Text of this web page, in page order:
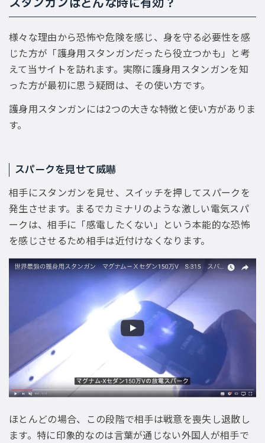
スタンガンはどんな時に有効？
様々な理由から恐怖や危険を感じ、身を守る必要性を感
じた方が「護身用スタンガンだったら役立つかも」と考
えて当サイトを訪れます。実際に護身用スタンガンを知
った方が最初に思う疑問は、その使い方です。
護身用スタンガンには2つの大きな特徴と使い方がありま
す。
スパークを見せて威嚇
相手にスタンガンを見せ、スイッチを押してスパークを
発生させます。まるでカミナリのような激しい電気スパ
ークは、相手に「感電したくない」という本能的な恐怖
を感じさせるため相手は近付けなくなります。
ほとんどの場合、この段階で相手は戦意を喪失し退散し
ます。特に印象的なのは言葉が通じない外国人が相手で